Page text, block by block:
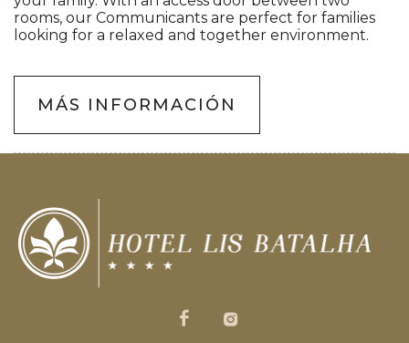
rooms, our Communicants are perfect for families
looking for a relaxed and together environment.
MÁS INFORMACIÓN